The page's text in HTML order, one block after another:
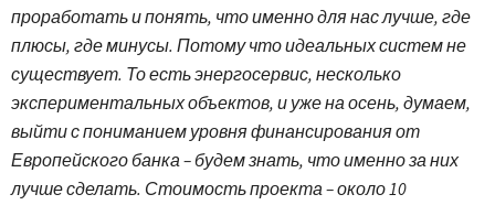
проработать и понять, что именно для нас лучше, где
плюсы, где минусы. Потому что идеальных систем не
существует. То есть энергосервис, несколько
экспериментальных объектов, и уже на осень, думаем,
выйти с пониманием уровня финансирования от
Европейского банка – будем знать, что именно за них
лучше сделать. Стоимость проекта – около 10